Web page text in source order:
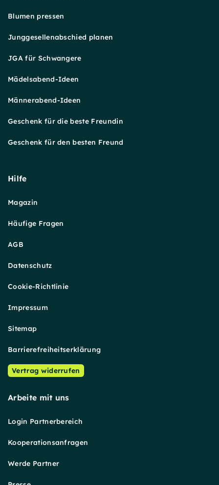
Blumen pressen
Junggesellenabschied planen
JGA für Schwangere
Mädelsabend-Ideen
Männerabend-Ideen
Geschenk für die beste Freundin
Geschenk für den besten Freund
Hilfe
Magazin
Häufige Fragen
AGB
Datenschutz
Cookie-Richtlinie
Impressum
Sitemap
Barrierefreiheitserklärung
Vertrag widerrufen
Arbeite mit uns
Login Partnerbereich
Kooperationsanfragen
Werde Partner